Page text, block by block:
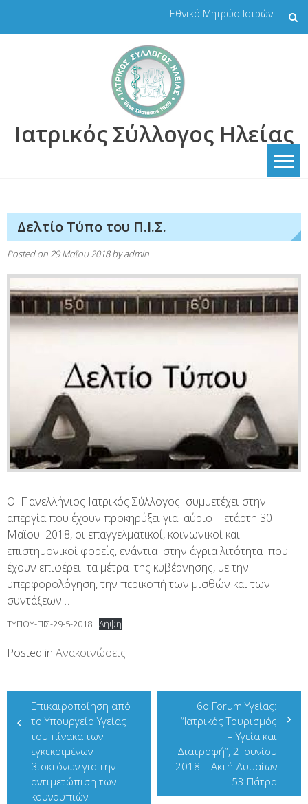
Εθνικό Μητρώο Ιατρών
Ιατρικός Σύλλογος Ηλείας
Δελτίο Τύπο του Π.Ι.Σ.
Posted on 29 Μαΐου 2018byadmin
Ο Πανελλήνιος Ιατρικός Σύλλογος συμμετέχει στην
απεργία που έχουν προκηρύξει για αύριο Τετάρτη 30
Μαϊου 2018, οι επαγγελματικοί, κοινωνικοί και
επιστημονικοί φορείς, ενάντια στην άγρια λιτότητα που
έχουν επιφέρει τα μέτρα της κυβέρνησης, με την
υπερφορολόγηση, την περικοπή των μισθών και των
συντάξεων…
ΤΥΠΟΥ-ΠΙΣ-29-5-2018 Λήψη
Posted in Ανακοινώσεις
Πλοήγηση
άρθρων
Επικαιροποίηση από
το Υπουργείο Υγείας
του πίνακα των
εγκεκριμένων
βιοκτόνων για την
αντιμετώπιση των
κουνουπιών
6o Forum Υγείας:
“Ιατρικός Τουρισμός
– Υγεία και
Διατροφή”, 2 Ιουνίου
2018 – Ακτή Δυμαίων
53 Πάτρα